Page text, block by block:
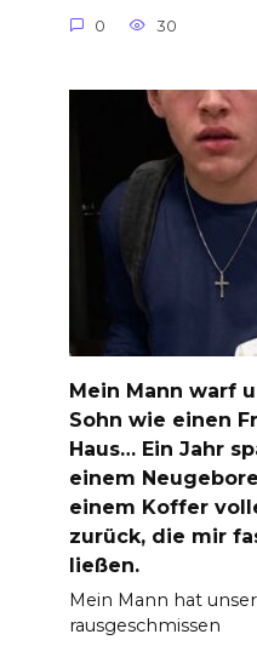
0 30
Mein Mann warf
Sohn wie einen
Haus… Ein Jahr
einem
einem Koffer
zurück, die mir
ließen.
Mein Mann hat
rausgeschmissen